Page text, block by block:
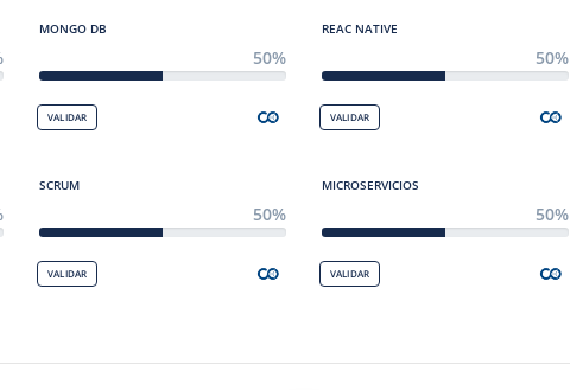
MONGO DB
50%
VALIDAR
REAC NATIVE
50%
VALIDAR
SCRUM
50%
VALIDAR
MICROSERVICIOS
50%
VALIDAR